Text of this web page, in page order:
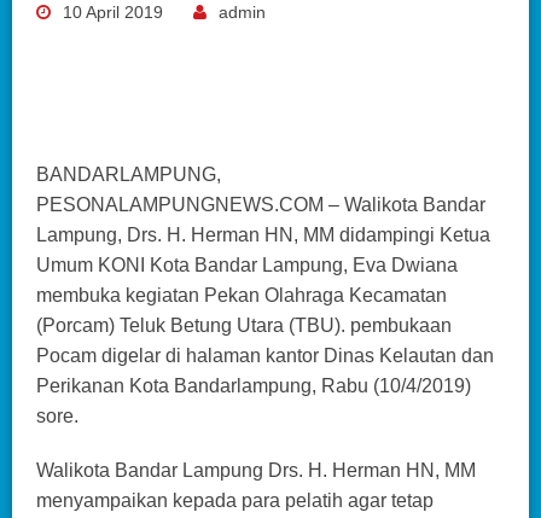
10 April 2019 admin
BANDARLAMPUNG,
PESONALAMPUNGNEWS.COM – Walikota Bandar
Lampung, Drs. H. Herman HN, MM didampingi Ketua
Umum KONI Kota Bandar Lampung, Eva Dwiana
membuka kegiatan Pekan Olahraga Kecamatan
(Porcam) Teluk Betung Utara (TBU). pembukaan
Pocam digelar di halaman kantor Dinas Kelautan dan
Perikanan Kota Bandarlampung, Rabu (10/4/2019)
sore.
Walikota Bandar Lampung Drs. H. Herman HN, MM
menyampaikan kepada para pelatih agar tetap